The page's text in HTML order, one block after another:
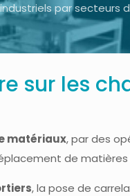
par secteurs
sur les
matériaux, par des
de
, la pose de